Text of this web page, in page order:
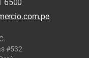
6500
#532